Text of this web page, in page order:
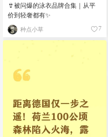
👙被问爆的泳衣品牌合集｜从平
价到轻奢都有✨
种点小草 7